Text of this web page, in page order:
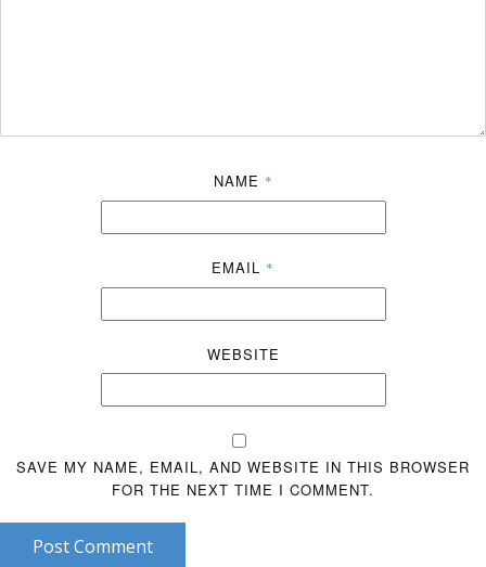
NAME *
EMAIL *
WEBSITE
SAVE MY NAME, EMAIL, AND WEBSITE IN THIS BROWSER
FOR THE NEXT TIME I COMMENT.
Post Comment